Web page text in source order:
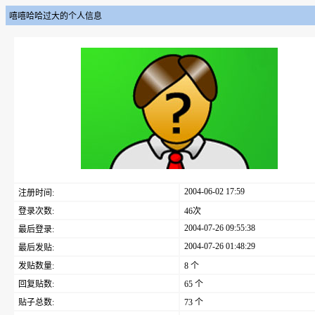
嘻嘻哈哈过大的个人信息
注册时间:
2004-06-02 17:59
登录次数:
46次
最后登录:
2004-07-26 09:55:38
最后发贴:
2004-07-26 01:48:29
发贴数量:
8 个
回复贴数:
65 个
贴子总数:
73 个